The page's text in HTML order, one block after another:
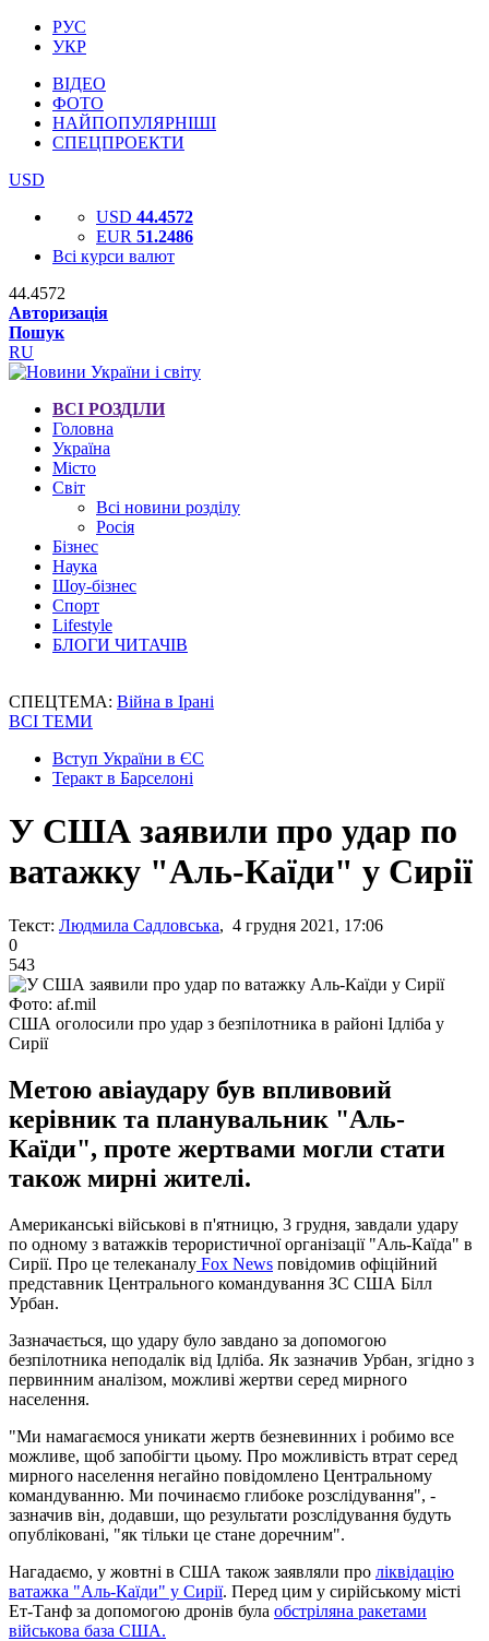
РУС
УКР
ВІДЕО
ФОТО
НАЙПОПУЛЯРНІШІ
СПЕЦПРОЕКТИ
USD
USD 44.4572
EUR 51.2486
Всі курси валют
44.4572
Авторизація
Пошук
RU
ВСІ РОЗДІЛИ
Головна
Україна
Місто
Світ
Всі новини розділу
Росія
Бізнес
Наука
Шоу-бізнес
Спорт
Lifestyle
БЛОГИ ЧИТАЧІВ
СПЕЦТЕМА: Війна в Ірані
ВСІ ТЕМИ
Вступ України в ЄС
Теракт в Барселоні
У США заявили про удар по
ватажку "Аль-Каїди" у Сирії
Текст: Людмила Садловська, 4 грудня 2021, 17:06
0
543
Фото: af.mil
США оголосили про удар з безпілотника в районі Ідліба у
Сирії
Метою авіаудару був впливовий
керівник та планувальник "Аль-
Каїди", проте жертвами могли стати
також мирні жителі.
Американські військові в п'ятницю, 3 грудня, завдали удару
по одному з ватажків терористичної організації "Аль-Каїда" в
Сирії. Про це телеканалу Fox News повідомив офіційний
представник Центрального командування ЗС США Білл
Урбан.
Зазначається, що удару було завдано за допомогою
безпілотника неподалік від Ідліба. Як зазначив Урбан, згідно з
первинним аналізом, можливі жертви серед мирного
населення.
"Ми намагаємося уникати жертв безневинних і робимо все
можливе, щоб запобігти цьому. Про можливість втрат серед
мирного населення негайно повідомлено Центральному
командуванню. Ми починаємо глибоке розслідування", -
зазначив він, додавши, що результати розслідування будуть
опубліковані, "як тільки це стане доречним".
Нагадаємо, у жовтні в США також заявляли про ліквідацію
ватажка "Аль-Каїди" у Сирії. Перед цим у сирійському місті
Ет-Танф за допомогою дронів була обстріляна ракетами
військова база США.